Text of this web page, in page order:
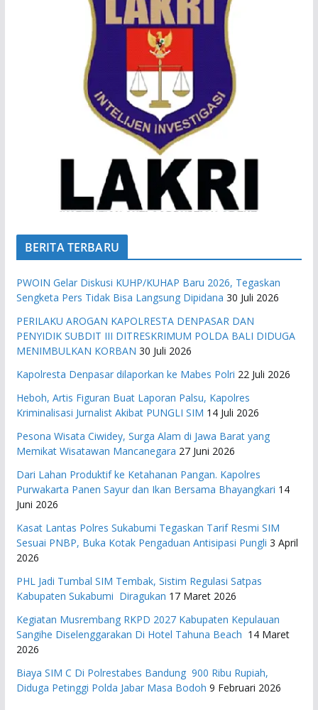
BERITA TERBARU
PWOIN Gelar Diskusi KUHP/KUHAP Baru 2026, Tegaskan
Sengketa Pers Tidak Bisa Langsung Dipidana 30 Juli 2026
PERILAKU AROGAN KAPOLRESTA DENPASAR DAN
PENYIDIK SUBDIT III DITRESKRIMUM POLDA BALI DIDUGA
MENIMBULKAN KORBAN 30 Juli 2026
Kapolresta Denpasar dilaporkan ke Mabes Polri 22 Juli 2026
Heboh, Artis Figuran Buat Laporan Palsu, Kapolres
Kriminalisasi Jurnalist Akibat PUNGLI SIM 14 Juli 2026
Pesona Wisata Ciwidey, Surga Alam di Jawa Barat yang
Memikat Wisatawan Mancanegara 27 Juni 2026
Dari Lahan Produktif ke Ketahanan Pangan. Kapolres
Purwakarta Panen Sayur dan Ikan Bersama Bhayangkari 14
Juni 2026
Kasat Lantas Polres Sukabumi Tegaskan Tarif Resmi SIM
Sesuai PNBP, Buka Kotak Pengaduan Antisipasi Pungli 3 April
2026
PHL Jadi Tumbal SIM Tembak, Sistim Regulasi Satpas
Kabupaten Sukabumi Diragukan 17 Maret 2026
Kegiatan Musrembang RKPD 2027 ​Kabupaten Kepulauan
Sangihe Diselenggarakan Di Hotel Tahuna Beach 14 Maret
2026
Biaya SIM C Di Polrestabes Bandung 900 Ribu Rupiah,
Diduga Petinggi Polda Jabar Masa Bodoh 9 Februari 2026